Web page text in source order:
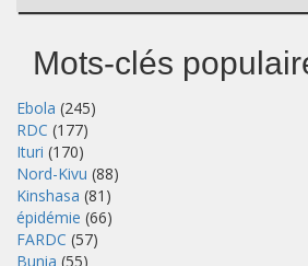
Mots-clés
Ebola (245)
RDC (177)
Ituri (170)
Nord-Kivu (88)
Kinshasa (81)
épidémie (66)
FARDC (57)
Bunia (55)